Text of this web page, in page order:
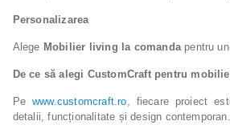
Personalizarea
Alege Mobilier living la comandapentru
De ce să alegi CustomCraft pentru
Pe www.customcraft.ro, fiecare proiect
detalii, funcționalitate și design contemporan.